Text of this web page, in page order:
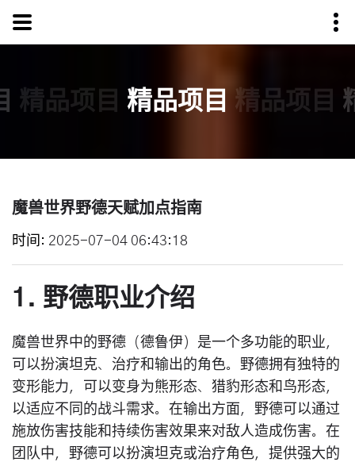
精品项目 精品项目 精品项目
魔兽世界野德天赋加点指南
时间 2025-07-04 06:43:18
1. 野德职业介绍
魔兽世界中的野德（德鲁伊）是一个多功能的职业，
可以扮演坦克、治疗和输出的角色。野德拥有独特的
变形能力，可以变身为熊形态、猎豹形态和鸟形态，
以适应不同的战斗需求。在输出方面，野德可以通过
施放伤害技能和持续伤害效果来对敌人造成伤害。在
团队中，野德可以扮演坦克或治疗角色，提供强大的